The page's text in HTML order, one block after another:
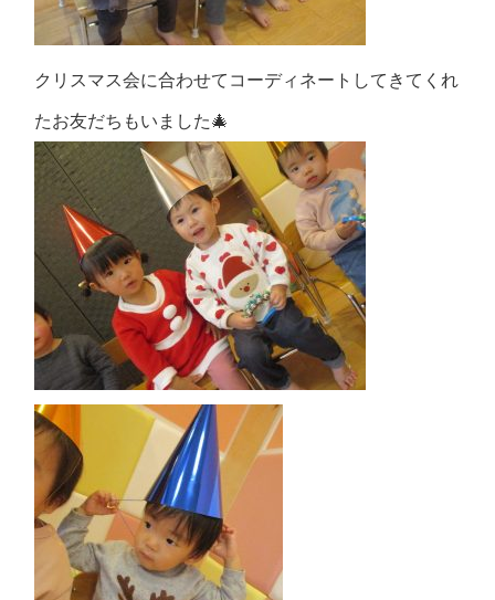
クリスマス会に合わせてコーディネートしてきてくれ
たお友だちもいました🎄